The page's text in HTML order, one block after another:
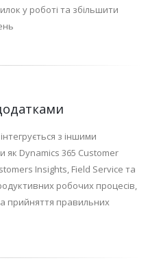
у роботі та збільшити
з іншими
як Dynamics 365 Customer
Insights, Field Service та
робочих процесів,
прийняття правильних